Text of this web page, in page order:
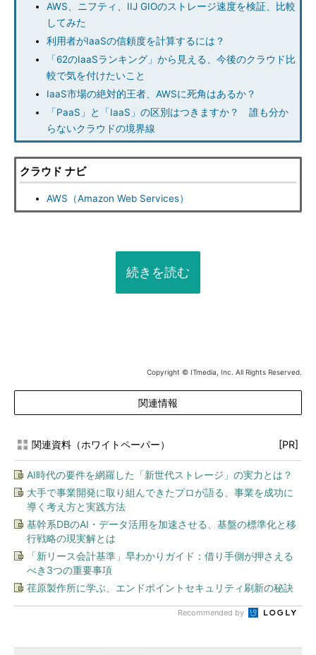
AWS、ニフティ、IIJ GIOのストレージ速度を検証、比較
してみた
利用者がIaaSの信頼度を計算するには？
「62のIaaSランキング」から見える、今後のクラウド比
較で気を付けたいこと
IaaS市場の絶対的王者、AWSに死角はあるか？
「PaaS」と「IaaS」の区別はつきますか？ 誰も分か
らないクラウドの境界線
クラウド ナビ
AWS（Amazon Web Services）
続きを読む
Copyright © ITmedia, Inc. All Rights Reserved.
関連情報
関連資料（ホワイトペーパー） [PR]
AI時代の要件を網羅した「新世代ストレージ」の実力とは？
大手で事業開発に取り組んできたプロが語る、事業を成功に
導く考え方と実践方法
基幹系DBのAI・データ活用を加速させる、基盤の標準化と移
行戦略の現実解とは
「新リース会計基準」早わかりガイド：借り手側が押さえる
べき3つの重要事項
荏原製作所に学ぶ、エンドポイントセキュリティ刷新の秘訣
Recommended by